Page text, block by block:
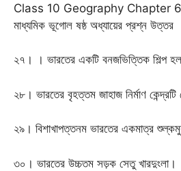
Class 10 Geography Chapter
মাধ্যমিক ভূগোল ষষ্ঠ অধ্যায়ের প্রশ্ন উত্তর
২৭। । ভারতের একটি বনজভিত্তিক শিল্প
২৮। ভারতের বৃহত্তম জাহাজ নির্মাণ
২৯। বিশাখাপত্তনম ভারতের একমাত্র
৩০। ভারতের উচ্চতম সড়ক সেতু খারদুংলা।